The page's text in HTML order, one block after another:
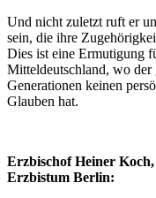
Und nicht zuletzt ruft er
sein, die ihre
Dies ist eine Ermutigung
Mitteldeutschland, wo
Generationen keinen
Glauben hat.
Erzbischof Heiner Koch,
Erzbistum Berlin: